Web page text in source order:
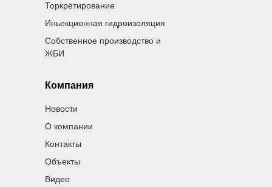
Компания
Новости
О компании
Контакты
Объекты
Торкретирование
Видео
Иньекционная гидроизоляция
Собственное производство и
ЖБИ